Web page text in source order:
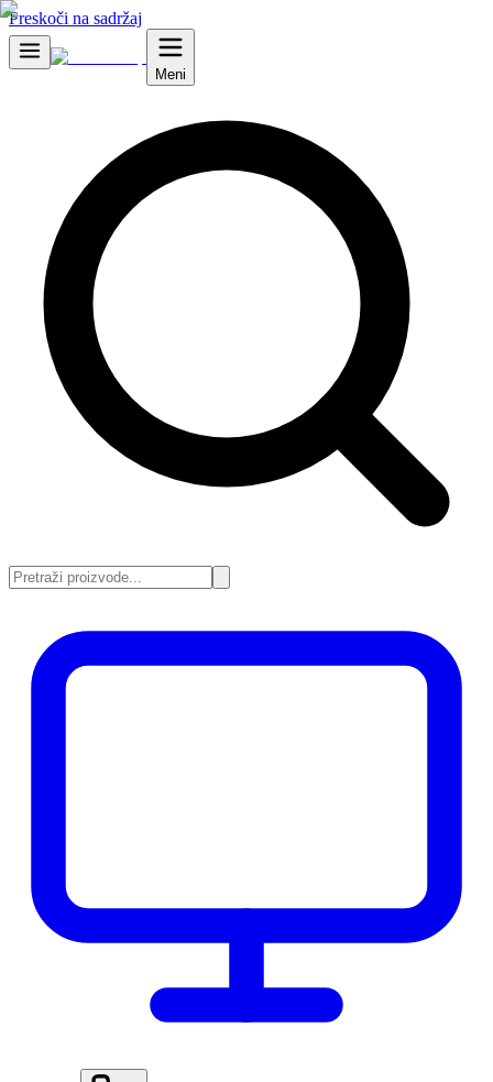
Preskoči na sadržaj
Meni